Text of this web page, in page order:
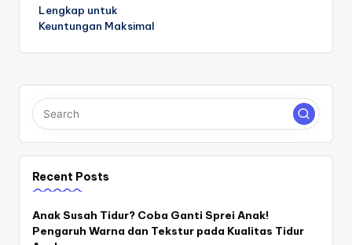
Lengkap untuk
Keuntungan Maksimal
Recent Posts
Anak Susah Tidur? Coba Ganti Sprei Anak!
Pengaruh Warna dan Tekstur pada Kualitas Tidur